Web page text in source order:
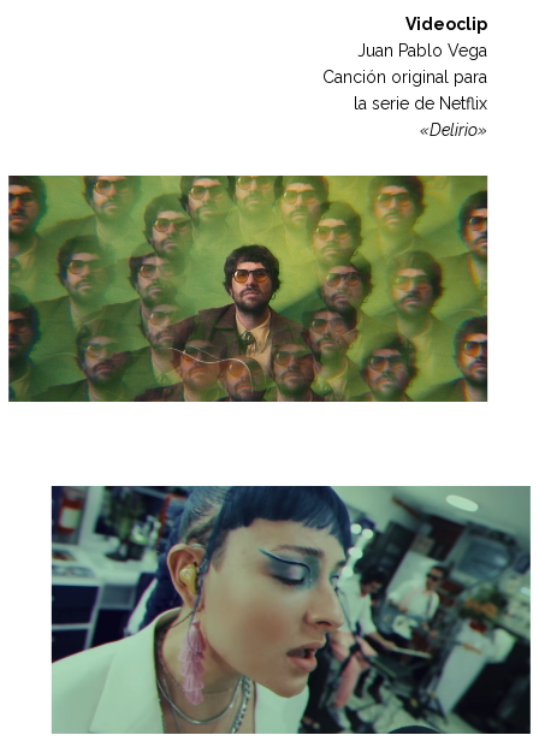
Videoclip
Juan Pablo Vega
Canción original para
la serie de Netflix
«Delirio»